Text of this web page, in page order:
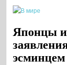
Японцы